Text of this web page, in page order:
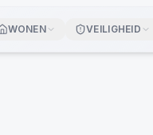
WONEN VEILIGHEID